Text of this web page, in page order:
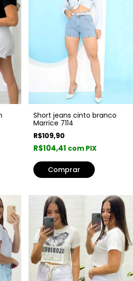
Short jeans cinto branco
Marrice 7114
R$109,90
R$104,41 com PIX
Comprar